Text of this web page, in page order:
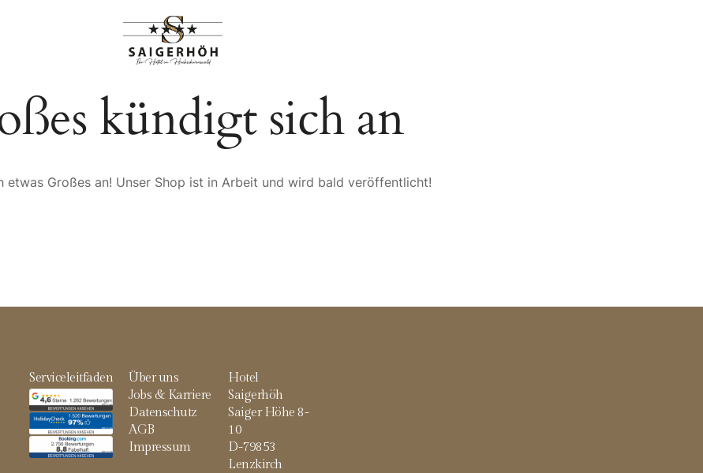
kündigt sich an
etwas Großes an! Unser Shop ist in Arbeit und wird bald veröffentlicht!
Serviceleitfaden
Über uns
Jobs & Karriere
Datenschutz
AGB
Impressum
Hotel
Saigerhöh
Saiger Höhe 8-
10
D-79853
Lenzkirch